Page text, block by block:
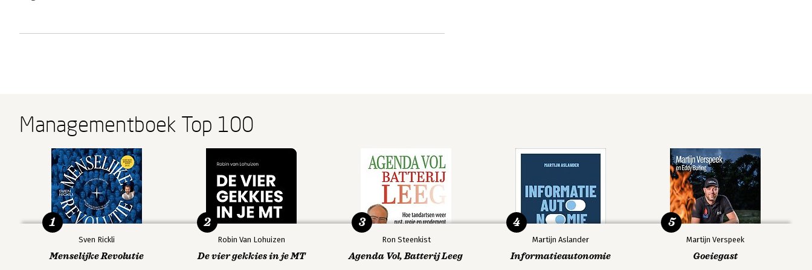
Managementboek Top 100
Sven Rickli
Menselijke Revolutie
1
Robin Van Lohuizen
De vier gekkies in je MT
2
Ron Steenkist
Agenda Vol, Batterij Leeg
3
Martijn Aslander
Informatieautonomie
4
Martijn Verspeek
Goeiegast
5